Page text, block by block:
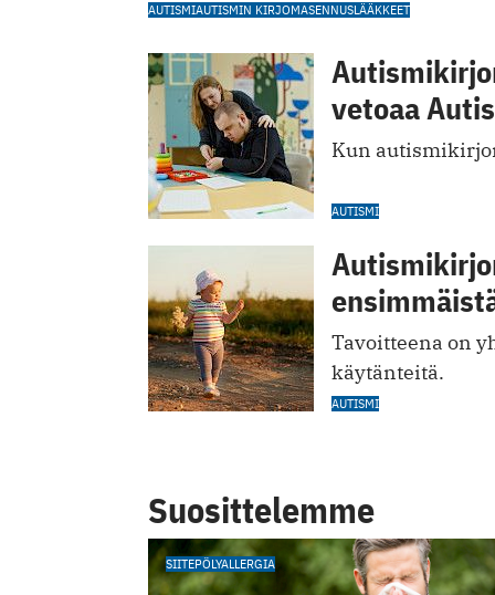
AUTISMIAUTISMIN KIRJOMASENNUSLÄÄKKEET
vetoaa
Kun
AUTISMI
Tavoitteena on
käytänteitä.
AUTISMI
Suosittelemme
SIITEPÖLYALLERGIA